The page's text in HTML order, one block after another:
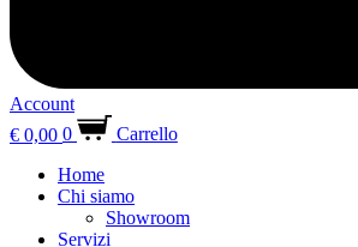
Account
€ 0,00 0
Carrello
Home
Chi siamo
Showroom
Servizi